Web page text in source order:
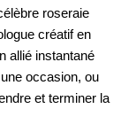
roseraie
créatif en
allié instantané
occasion, ou
et terminer la